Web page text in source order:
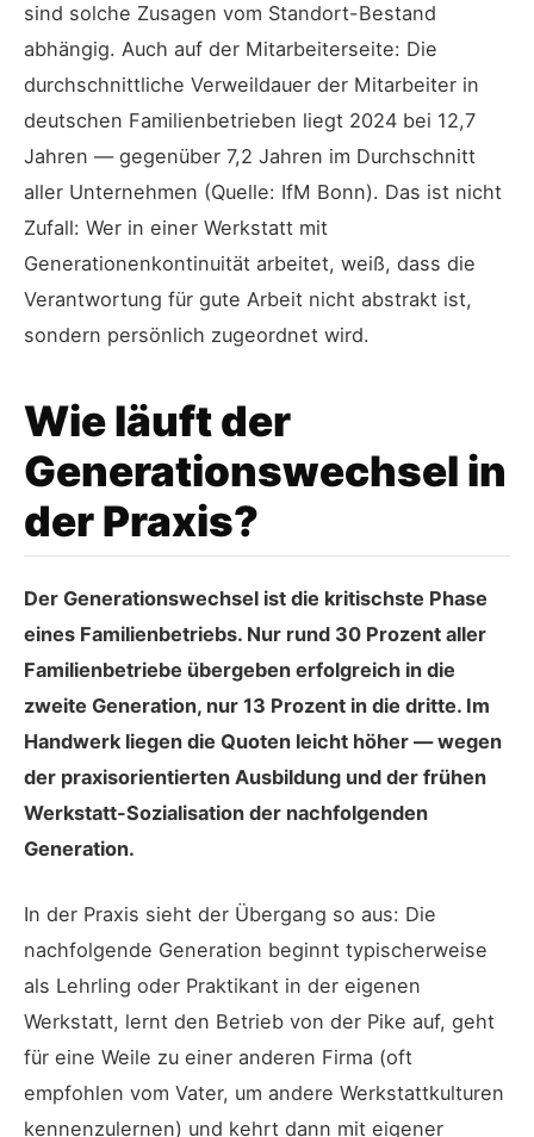
sind solche Zusagen vom Standort-Bestand
abhängig. Auch auf der Mitarbeiterseite: Die
durchschnittliche Verweildauer der Mitarbeiter in
deutschen Familienbetrieben liegt 2024 bei 12,7
Jahren — gegenüber 7,2 Jahren im Durchschnitt
aller Unternehmen (Quelle: IfM Bonn). Das ist nicht
Zufall: Wer in einer Werkstatt mit
Generationenkontinuität arbeitet, weiß, dass die
Verantwortung für gute Arbeit nicht abstrakt ist,
sondern persönlich zugeordnet wird.
Wie läuft der
Generationswechsel in
der Praxis?
Der Generationswechsel ist die kritischste Phase
eines Familienbetriebs. Nur rund 30 Prozent aller
Familienbetriebe übergeben erfolgreich in die
zweite Generation, nur 13 Prozent in die dritte. Im
Handwerk liegen die Quoten leicht höher — wegen
der praxisorientierten Ausbildung und der frühen
Werkstatt-Sozialisation der nachfolgenden
Generation.
In der Praxis sieht der Übergang so aus: Die
nachfolgende Generation beginnt typischerweise
als Lehrling oder Praktikant in der eigenen
Werkstatt, lernt den Betrieb von der Pike auf, geht
für eine Weile zu einer anderen Firma (oft
empfohlen vom Vater, um andere Werkstattkulturen
kennenzulernen) und kehrt dann mit eigener